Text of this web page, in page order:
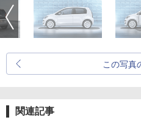
この写真
関連記事